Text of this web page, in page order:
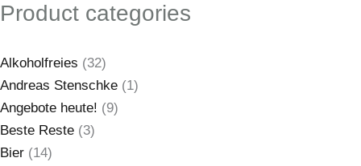
Product categories
Alkoholfreies (32)
Andreas Stenschke (1)
Angebote heute! (9)
Beste Reste (3)
Bier (14)